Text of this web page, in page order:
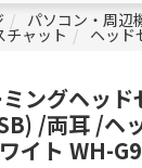
パソコン・周辺
チャット ヘッド
ングヘッ
/両耳 /ヘ
イト WH-